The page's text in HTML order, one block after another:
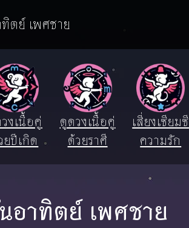
ตย์ เพศชาย
งเนื้อคู่
ยปีเกิด
ดูดวงเนื้อคู่
ด้วยราศี
เสี่ยงเซียมซี
ความรัก
อาทิตย์ เพศชาย